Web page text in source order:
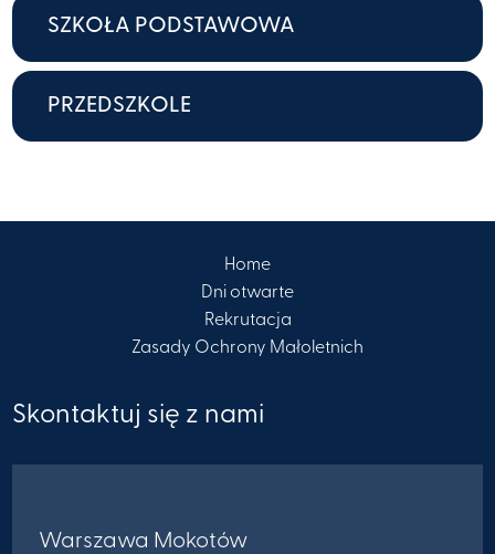
SZKOŁA PODSTAWOWA
PRZEDSZKOLE
Home
Dni otwarte
Rekrutacja
Zasady Ochrony Małoletnich
Skontaktuj się z nami
Warszawa Mokotów